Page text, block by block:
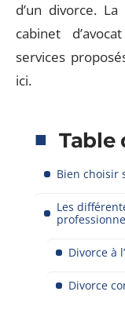
d’un divorce.
cabinet
services
ici.
Table
Bien choisir
Les
Divorce à
Divorce